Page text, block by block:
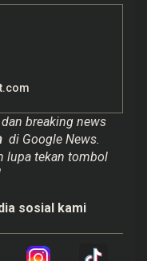
breaking news
di Google News.
lupa tekan tombol
sosial kami